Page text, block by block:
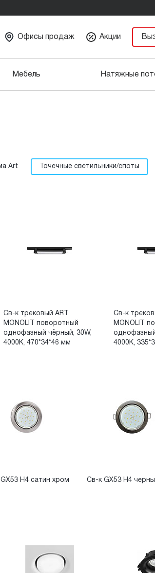
Офисы продаж Акции
Мебель Натяжные
Art Точечные светильники/споты
Св-к трековый ART
MONOLIT поворотный
однофазный чёрный, 30W,
4000К, 470*34*46 мм
Св-к
MONOLIT
4000К,
H4 сатин хром Св-к GX53 H4